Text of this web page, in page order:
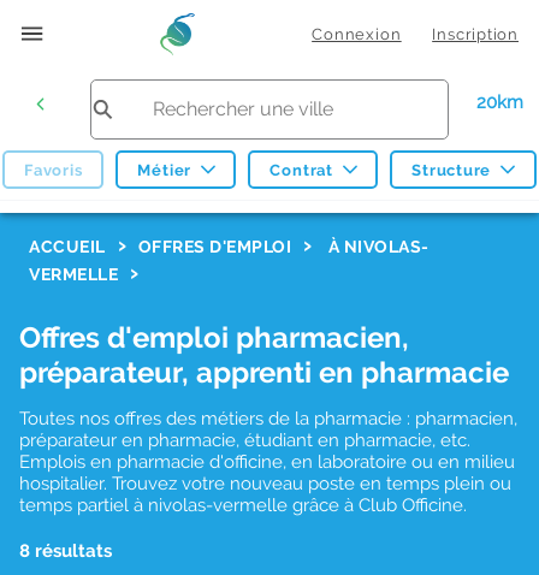
Connexion Inscription
20km
Favoris Métier Contrat Structure
ACCUEIL OFFRES D'EMPLOI
À NIVOLAS-
VERMELLE
Offres d'emploi pharmacien,
préparateur, apprenti en pharmacie
Toutes nos offres des métiers de la pharmacie : pharmacien,
préparateur en pharmacie, étudiant en pharmacie, etc.
Emplois en pharmacie d'officine, en laboratoire ou en milieu
hospitalier. Trouvez votre nouveau poste en temps plein ou
temps partiel à nivolas-vermelle grâce à Club Officine.
8 résultats